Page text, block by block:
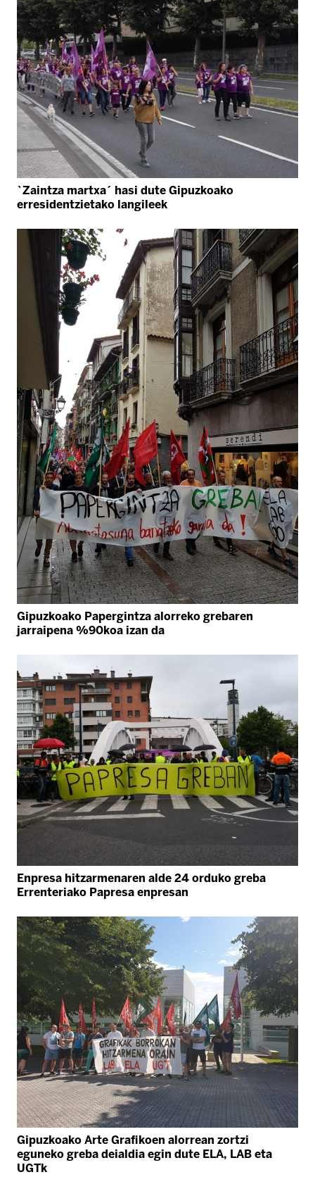
`Zaintza martxa´ hasi dute Gipuzkoako
erresidentzietako langileek
Gipuzkoako Papergintza alorreko grebaren
jarraipena %90koa izan da
Enpresa hitzarmenaren alde 24 orduko greba
Errenteriako Papresa enpresan
Gipuzkoako Arte Grafikoen alorrean zortzi
eguneko greba deialdia egin dute ELA, LAB eta
UGTk